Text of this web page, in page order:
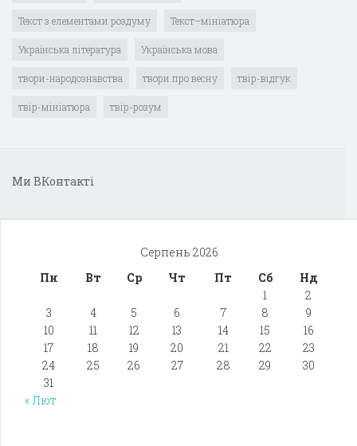
Текст з елементами роздуму Текст–мініатюра
Українська література Українська мова
твори-народознавства твори про весну твір-відгук
твір-мініатюра твір-розум
Ми ВКонтакті
Серпень 2026
Пн
Вт Ср Чт Пт Сб
Нд
1
2
3
4 5 6 7 8
9
10
11 12 13 14 15
16
17
18 19 20 21 22
23
24
25 26 27 28 29
30
31
« Лют